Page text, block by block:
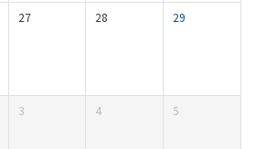
27 28 29
3 4 5